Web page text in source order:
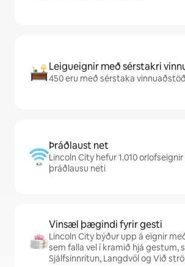
Leigueignir með sérstakri
450 eru með sérstaka
Þráðlaust net
Lincoln City hefur 1.010
þráðlausu neti
Vinsæl þægindi fyrir gesti
Lincoln City býður upp á eignir
sem falla vel í kramið hjá gestum,
Sjálfsinnritun, Langdvöl og Við